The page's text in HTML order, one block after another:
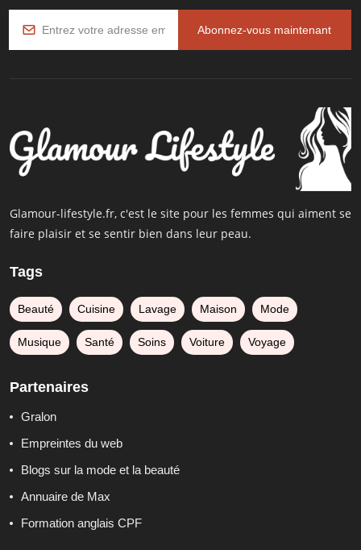
Abonnez-vous maintenant
Glamour-lifestyle.fr, c'est le site pour les femmes qui aiment se
faire plaisir et se sentir bien dans leur peau.
Tags
Beauté Cuisine Lavage Maison Mode
Musique Santé Soins Voiture Voyage
Partenaires
Gralon
Empreintes du web
Blogs sur la mode et la beauté
Annuaire de Max
Formation anglais CPF